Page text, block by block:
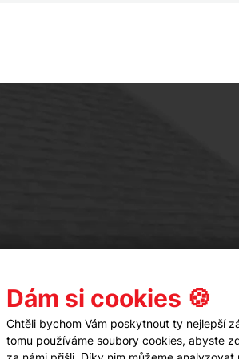
Dám si cookies 🍪
Chtěli bychom Vám poskytnout ty nejlepší
tomu používáme soubory cookies, abyste